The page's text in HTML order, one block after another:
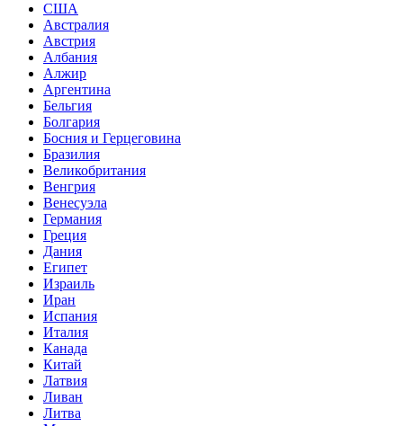
США
Австралия
Австрия
Албания
Алжир
Аргентина
Бельгия
Болгария
Босния и Герцеговина
Бразилия
Великобритания
Венгрия
Венесуэла
Германия
Греция
Дания
Египет
Израиль
Иран
Испания
Италия
Канада
Китай
Латвия
Ливан
Литва